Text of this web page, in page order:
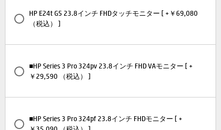
HP E24t G5 23.8インチ FHDタッチモニター [ +￥69,080
（税込） ]
■HP Series 3 Pro 324pv 23.8インチ FHD VAモニター [ +
￥29,590 （税込） ]
■HP Series 3 Pro 324pf 23.8インチ FHDモニター [ +